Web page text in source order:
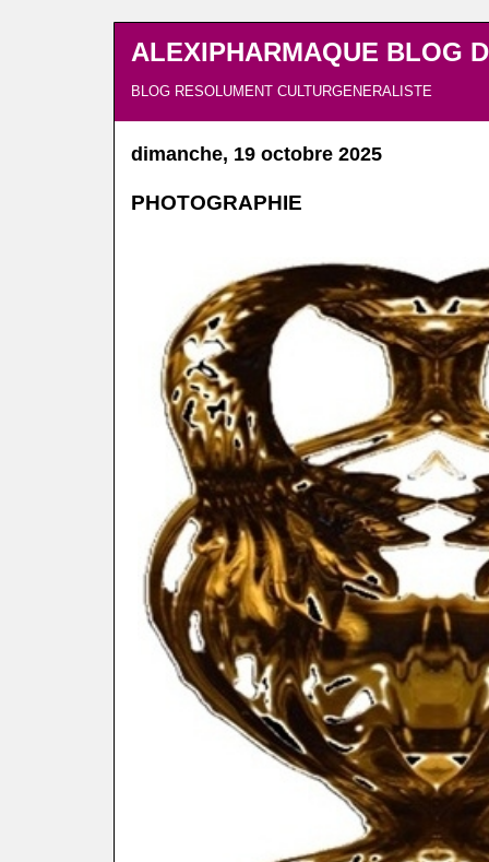
ALEXIPHARMAQUE BLOG
BLOG RESOLUMENT CULTURGENERALISTE
dimanche, 19 octobre 2025
PHOTOGRAPHIE